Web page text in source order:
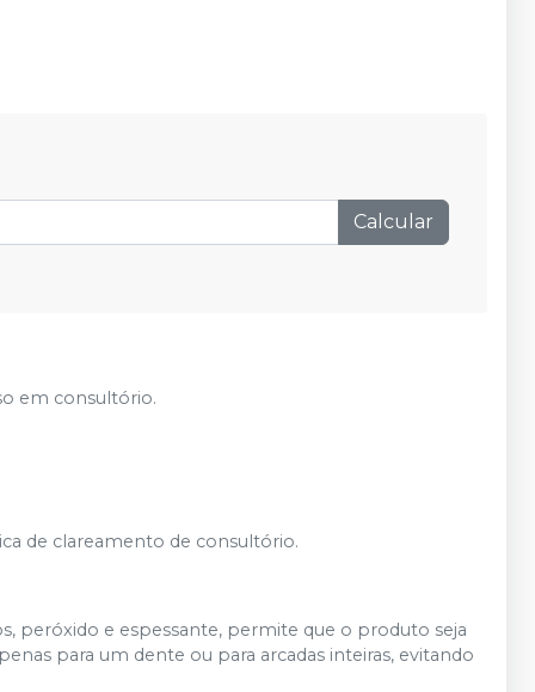
Calcular
em consultório.
de clareamento de consultório.
peróxido e espessante, permite que o produto seja
para um dente ou para arcadas inteiras, evitando